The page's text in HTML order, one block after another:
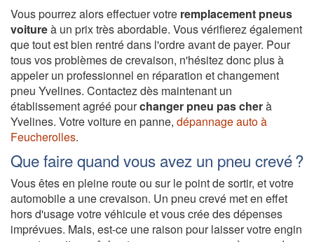
Vous pourrez alors effectuer votre remplacement pneus
voitureà un prix très abordable. Vous vérifierez également
que tout est bien rentré dans l'ordre avant de payer. Pour
tous vos problèmes de crevaison, n'hésitez donc plus à
appeler un professionnel en réparation et changement
pneu Yvelines. Contactez dès maintenant un
établissement agréé pourchanger pneu pas cherà
Yvelines. Votre voiture en panne, dépannage auto à
Feucherolles.
Que faire quand vous avez un pneu crevé ?
Vous êtes en pleine route ou sur le point de sortir, et votre
automobile a une crevaison. Un pneu crevé met en effet
hors d'usage votre véhicule et vous crée des dépenses
imprévues. Mais, est-ce une raison pour laisser votre engin